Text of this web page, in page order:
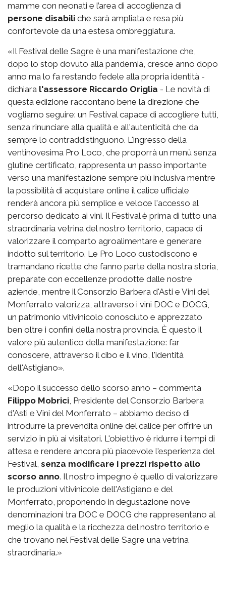
mamme con neonati e l’area di accoglienza di
persone disabili che sarà ampliata e resa più
confortevole da una estesa ombreggiatura.
«Il Festival delle Sagre è una manifestazione che,
dopo lo stop dovuto alla pandemia, cresce anno dopo
anno ma lo fa restando fedele alla propria identità -
dichiara l'assessore Riccardo Origlia - Le novità di
questa edizione raccontano bene la direzione che
vogliamo seguire: un Festival capace di accogliere tutti,
senza rinunciare alla qualità e all'autenticità che da
sempre lo contraddistinguono. L'ingresso della
ventinovesima Pro Loco, che proporrà un menù senza
glutine certificato, rappresenta un passo importante
verso una manifestazione sempre più inclusiva mentre
la possibilità di acquistare online il calice ufficiale
renderà ancora più semplice e veloce l'accesso al
percorso dedicato ai vini. Il Festival è prima di tutto una
straordinaria vetrina del nostro territorio, capace di
valorizzare il comparto agroalimentare e generare
indotto sul territorio. Le Pro Loco custodiscono e
tramandano ricette che fanno parte della nostra storia,
preparate con eccellenze prodotte dalle nostre
aziende, mentre il Consorzio Barbera d'Asti e Vini del
Monferrato valorizza, attraverso i vini DOC e DOCG,
un patrimonio vitivinicolo conosciuto e apprezzato
ben oltre i confini della nostra provincia. È questo il
valore più autentico della manifestazione: far
conoscere, attraverso il cibo e il vino, l'identità
dell'Astigiano».
«Dopo il successo dello scorso anno – commenta
Filippo Mobrici, Presidente del Consorzio Barbera
d'Asti e Vini del Monferrato – abbiamo deciso di
introdurre la prevendita online del calice per offrire un
servizio in più ai visitatori. L'obiettivo è ridurre i tempi di
attesa e rendere ancora più piacevole l'esperienza del
Festival, senza modificare i prezzi rispetto allo
scorso anno. Il nostro impegno è quello di valorizzare
le produzioni vitivinicole dell'Astigiano e del
Monferrato, proponendo in degustazione nove
denominazioni tra DOC e DOCG che rappresentano al
meglio la qualità e la ricchezza del nostro territorio e
che trovano nel Festival delle Sagre una vetrina
straordinaria.»